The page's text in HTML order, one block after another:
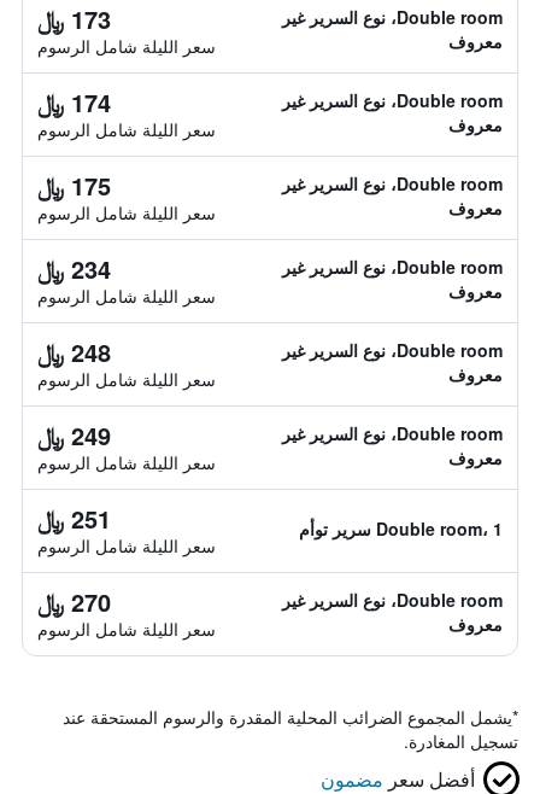
Double room، نوع السرير غير
معروف
173 ﷼
سعر الليلة شامل الرسوم
Double room، نوع السرير غير
معروف
174 ﷼
سعر الليلة شامل الرسوم
Double room، نوع السرير غير
معروف
175 ﷼
سعر الليلة شامل الرسوم
Double room، نوع السرير غير
معروف
234 ﷼
سعر الليلة شامل الرسوم
Double room، نوع السرير غير
معروف
248 ﷼
سعر الليلة شامل الرسوم
Double room، نوع السرير غير
معروف
249 ﷼
سعر الليلة شامل الرسوم
Double room، 1 سرير توأم 251 ﷼
سعر الليلة شامل الرسوم
Double room، نوع السرير غير
معروف
270 ﷼
سعر الليلة شامل الرسوم
*يشمل المجموع الضرائب المحلية المقدرة والرسوم المستحقة عند
تسجيل المغادرة.
أفضل سعر مضمون